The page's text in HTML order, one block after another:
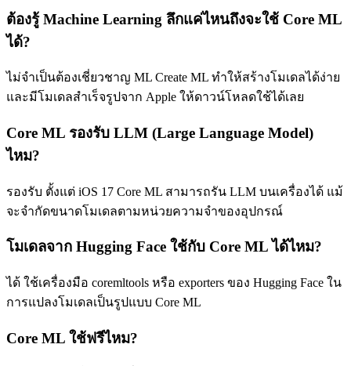
ต้องรู้ Machine Learning ลึกแค่ไหนถึงจะใช้ Core ML
ได้?
ไม่จำเป็นต้องเชี่ยวชาญ ML Create ML ทำให้สร้างโมเดลได้ง่าย
และมีโมเดลสำเร็จรูปจาก Apple ให้ดาวน์โหลดใช้ได้เลย
Core ML รองรับ LLM (Large Language Model)
ไหม?
รองรับ ตั้งแต่ iOS 17 Core ML สามารถรัน LLM บนเครื่องได้ แม้
จะจำกัดขนาดโมเดลตามหน่วยความจำของอุปกรณ์
โมเดลจาก Hugging Face ใช้กับ Core ML ได้ไหม?
ได้ ใช้เครื่องมือ coremltools หรือ exporters ของ Hugging Face ใน
การแปลงโมเดลเป็นรูปแบบ Core ML
Core ML ใช้ฟรีไหม?